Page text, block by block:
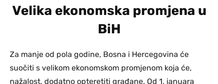
Velika ekonomska promjena u
BiH
Za manje od pola godine, Bosna i Hercegovina će
suočiti s velikom ekonomskom promjenom koja će,
nažalost, dodatno opteretiti građane. Od 1. januara